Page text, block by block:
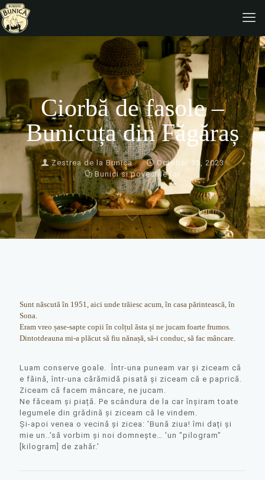
Ciorbă de fasole –
Bunicuța din Făgăraș
Zestrea de la Bunica
October 25, 2023
Bunici si povestile lor
Sunt născută în 1951, aici unde trăiesc acum, în casa părintească, în
Sona.
Eram vreo șase-sapte copii în colțul ăsta și ne jucam foarte frumos.
Dintotdeauna mi-a plăcut să fiu nănașă, să-i conduc, să fac mâncare.
Luam conserve goale. Într-una puneam var și ziceam că
e făină, într-una cărămidă pisată și ziceam că e paprică.
Ziceam că facem mâncare, ne jucam.
Ne făceam și piață. Pe scândura de la car înșiram toate
legumele din grădină și ziceam că le vindem.
Și-apoi venea o vecină și zicea: 'Bună ziua! îmi dați și
mie un..'să vorbim și noi domnește… 'un "pilogram"
[kilogram] de zahăr.'